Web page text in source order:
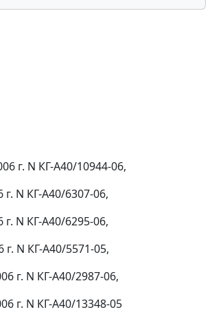
г. N КГ-А40/10944-06,
N КГ-А40/6307-06,
N КГ-А40/6295-06,
N КГ-А40/5571-05,
г. N КГ-А40/2987-06,
г. N КГ-А40/13348-05